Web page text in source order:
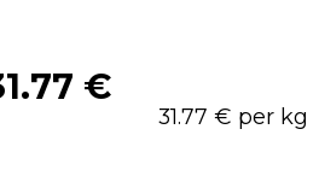
€
31.77 € per kg